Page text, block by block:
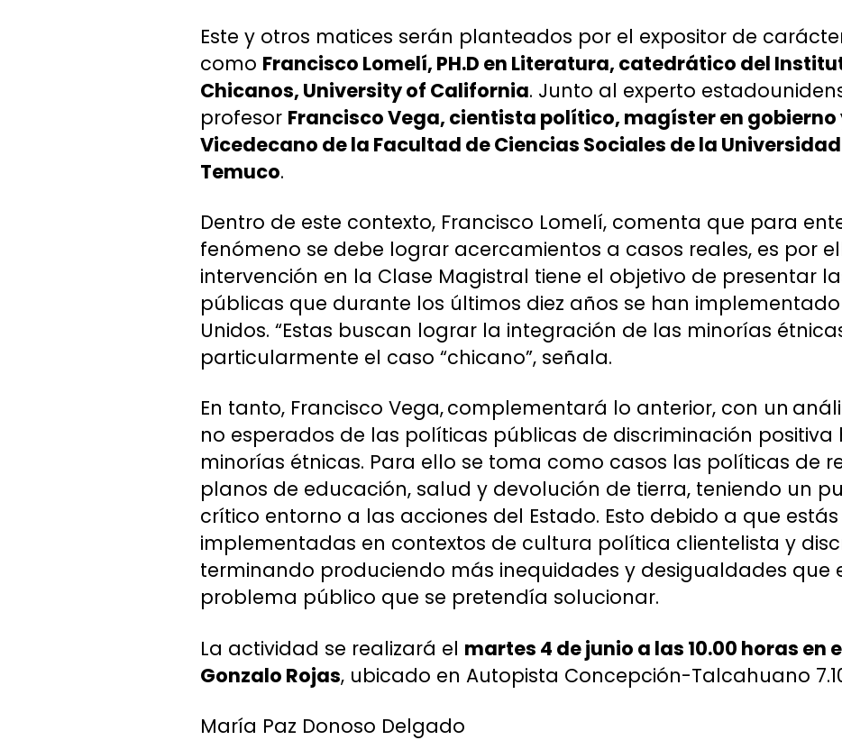
Este y otros matices serán planteados por el expositor de
como Francisco Lomelí, PH.D en Literatura, catedrático del
Chicanos, University of California. Junto al experto
profesor Francisco Vega, cientista político, magíster en gobierno
Vicedecano de la Facultad de Ciencias Sociales de la
Temuco.
Dentro de este contexto, Francisco Lomelí, comenta que para
fenómeno se debe lograr acercamientos a casos reales, es por
intervención en la Clase Magistral tiene el objetivo de presentar
públicas que durante los últimos diez años se han implementado
Unidos. “Estas buscan lograr la integración de las minorías
particularmente el caso “chicano”, señala.
En tanto, Francisco Vega,complementará lo anterior, con un
no esperados de las políticas públicas de discriminación positiva
minorías étnicas. Para ello se toma como casos las políticas de
planos de educación, salud y devolución de tierra, teniendo un
crítico entorno a las acciones del Estado. Esto debido a que
implementadas en contextos de cultura política clientelista y
terminando produciendo más inequidades y desigualdades que
problema público que se pretendía solucionar.
La actividad se realizará el martes 4 de junio a las 10.00 horas en
Gonzalo Rojas, ubicado en Autopista Concepción-Talcahuano
María Paz Donoso Delgado